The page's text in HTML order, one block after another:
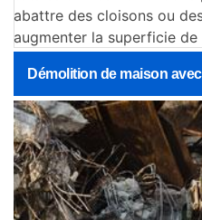
abattre des cloisons ou
augmenter la superficie de
Démolition de maison